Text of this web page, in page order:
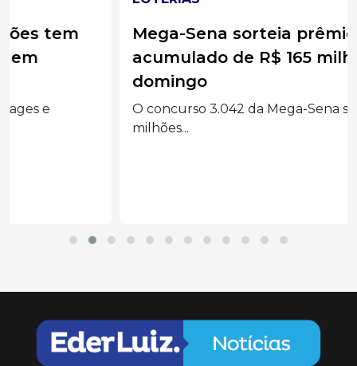
Mega-Sena sorteia prêmio
acumulado de R$ 165 milhões neste
O concurso 3.042 da Mega-Sena sorteia R$ 165